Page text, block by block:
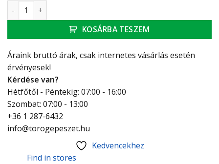
Kétmedencés mosogatószifon, túlfolyóval, két
KOSÁRBA TESZEM
Áraink bruttó árak, csak internetes vásárlás esetén
érvényesek!
Kérdése van?
Hétfőtől - Péntekig: 07:00 - 16:00
Szombat: 07:00 - 13:00
+36 1 287-6432
info@torogepeszet.hu
Kedvencekhez
Find in stores